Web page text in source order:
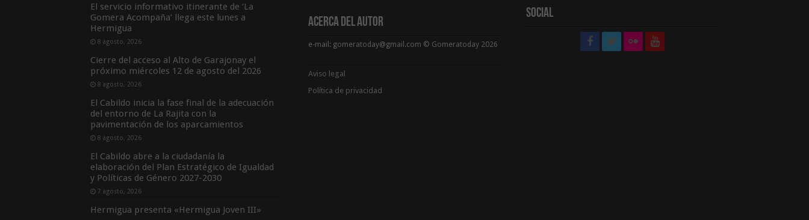
El servicio informativo itinerante de ‘La
Gomera Acompaña’ llega este lunes a
Hermigua
8 agosto, 2026
Cierre del acceso al Alto de Garajonay el
próximo miércoles 12 de agosto del 2026
8 agosto, 2026
El Cabildo inicia la fase final de la adecuación
del entorno de La Rajita con la
pavimentación de los aparcamientos
8 agosto, 2026
El Cabildo abre a la ciudadanía la
elaboración del Plan Estratégico de Igualdad
y Políticas de Género 2027-2030
7 agosto, 2026
Hermigua presenta «Hermigua Joven III»
Acerca del Autor
e-mail: gomeratoday@gmail.com © Gomeratoday 2026
Aviso legal
Política de privacidad
Social